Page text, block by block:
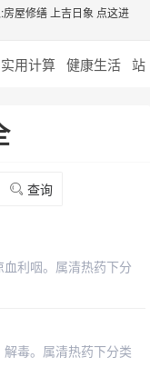
房屋修缮 上吉日象 点这进
实用计算 健康生活 站
查询
利咽。属清热药下分
毒。属清热药下分类